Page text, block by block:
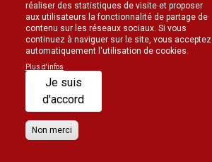
réaliser des statistiques de visite et proposer
aux utilisateurs la fonctionnalité de partage de
contenu sur les réseaux sociaux. Si vous
continuez à naviguer sur le site, vous acceptez
automatiquement l'utilisation de cookies.
Plus d'infos
Je suis
d'accord
Non merci